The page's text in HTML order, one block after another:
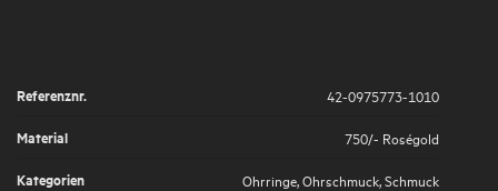
Referenznr.
42-0975773-1010
Material
750/- Roségold
Kategorien
Ohrringe Ohrschmuck Schmuck